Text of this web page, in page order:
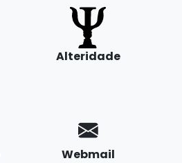
Alteridade
Webmail